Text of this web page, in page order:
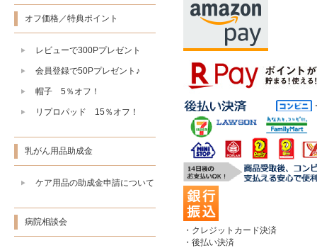
・クレジットカード決済
・後払い決済
オフ価格／特典ポイント
レビューで300Pプレゼント
会員登録で50Pプレゼント♪
帽子 5％オフ！
リプロパッド 15％オフ！
乳がん用品助成金
ケア用品の助成金申請について
病院相談会